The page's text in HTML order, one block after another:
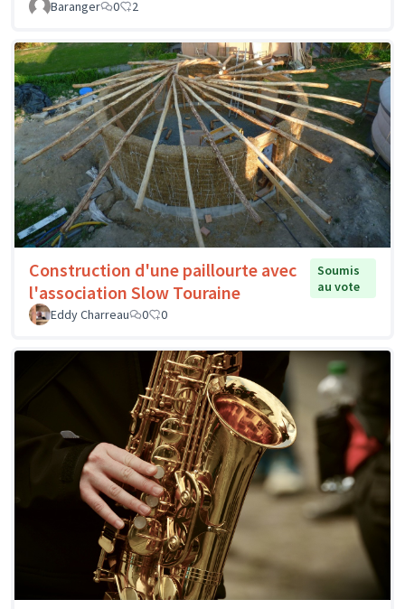
Baranger 0 2
Construction d'une paillourte avec
l'association Slow Touraine
Soumis
au vote
Eddy Charreau
0 0